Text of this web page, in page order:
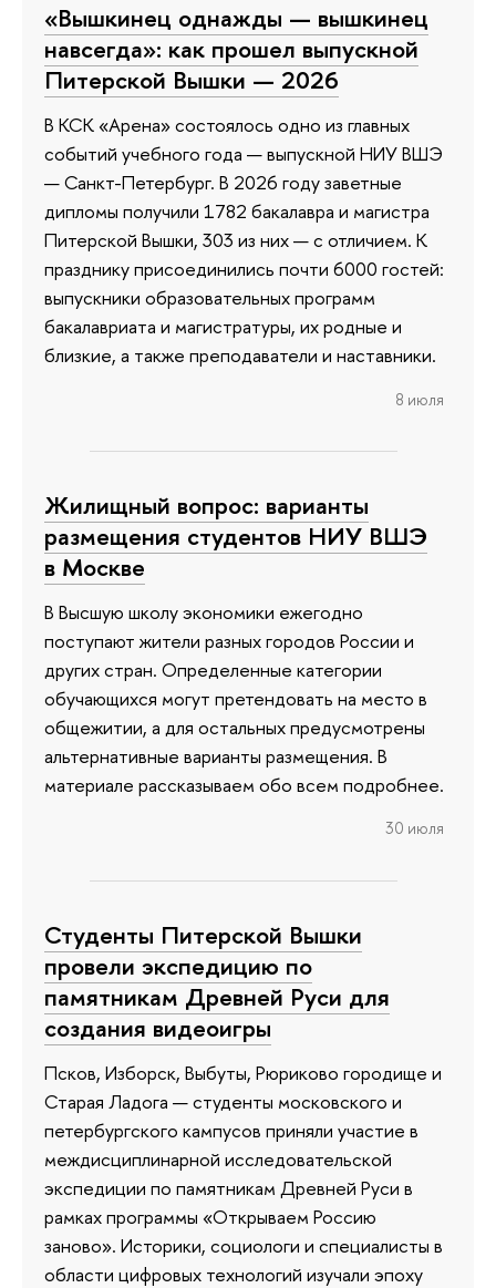
«Вышкинец однажды — вышкинец
навсегда»: как прошел выпускной
Питерской Вышки — 2026
В КСК «Арена» состоялось одно из главных
событий учебного года — выпускной НИУ ВШЭ
— Санкт-Петербург. В 2026 году заветные
дипломы получили 1782 бакалавра и магистра
Питерской Вышки, 303 из них — с отличием. К
празднику присоединились почти 6000 гостей:
выпускники образовательных программ
бакалавриата и магистратуры, их родные и
близкие, а также преподаватели и наставники.
8 июля
Жилищный вопрос: варианты
размещения студентов НИУ ВШЭ
в Москве
В Высшую школу экономики ежегодно
поступают жители разных городов России и
других стран. Определенные категории
обучающихся могут претендовать на место в
общежитии, а для остальных предусмотрены
альтернативные варианты размещения. В
материале рассказываем обо всем подробнее.
30 июля
Студенты Питерской Вышки
провели экспедицию по
памятникам Древней Руси для
создания видеоигры
Псков, Изборск, Выбуты, Рюриково городище и
Старая Ладога — студенты московского и
петербургского кампусов приняли участие в
междисциплинарной исследовательской
экспедиции по памятникам Древней Руси в
рамках программы «Открываем Россию
заново». Историки, социологи и специалисты в
области цифровых технологий изучали эпоху